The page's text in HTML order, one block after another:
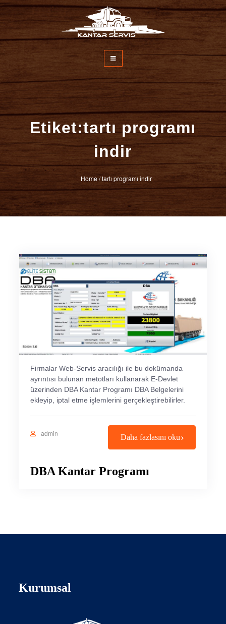
İçeriğe
Kantar Servisi
Etiket:tartı programı
indir
Home/tartı programı indir
Firmalar Web-Servis aracılığı ile bu dokümanda
ayrıntısı bulunan metotları kullanarak E-Devlet
üzerinden DBA Kantar Programı DBA Belgelerini
ekleyip, iptal etme işlemlerini gerçekleştirebilirler.
admin Daha fazlasını oku
DBA Kantar Programı
Kurumsal